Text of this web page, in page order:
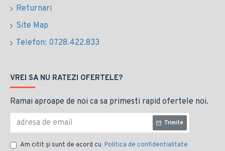
Returnari
Site Map
Telefon: 0728.422.833
VREI SA NU RATEZI OFERTELE?
Ramai aproape de noi ca sa primesti rapid ofertele noi.
Trimite
Am citit şi sunt de acord cu Politica de confidentialitate